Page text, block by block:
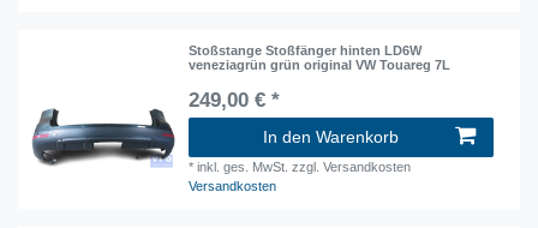
Stoßstange Stoßfänger hinten LD6W
veneziagrün grün original VW Touareg 7L
249,00 € *
In den Warenkorb
*inkl. ges. MwSt. zzgl. Versandkosten
Versandkosten